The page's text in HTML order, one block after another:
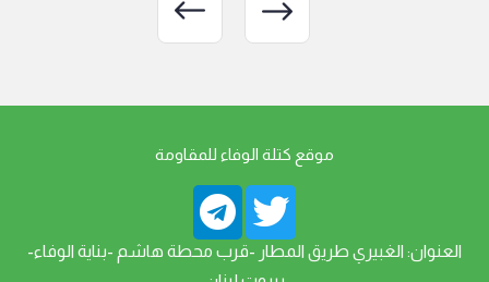
موقع كتلة الوفاء للمقاومة
العنوان: الغبيري طريق المطار -قرب محطة هاشم -بناية الوفاء-